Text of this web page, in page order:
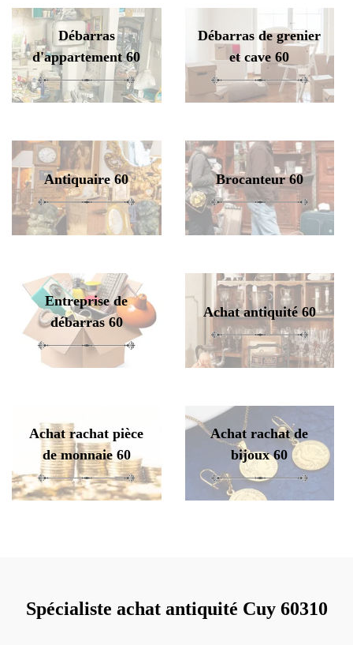
Débarras
d'appartement 60
Débarras de grenier
et cave 60
Antiquaire 60 Brocanteur 60
Entreprise de
débarras 60
Achat antiquité 60
Achat rachat pièce
de monnaie 60
Achat rachat de
bijoux 60
Spécialiste achat antiquité Cuy 60310